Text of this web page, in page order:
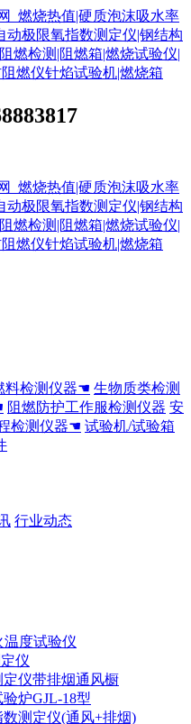
料检测仪器☚ 生物质类检测
阻燃防护工作服检测仪器 安
检测仪器☚ 试验机/试验箱
行业动态
温度试验仪
仪
仪带排烟通风橱
炉GJL-18型
测定仪(通风+排烟)